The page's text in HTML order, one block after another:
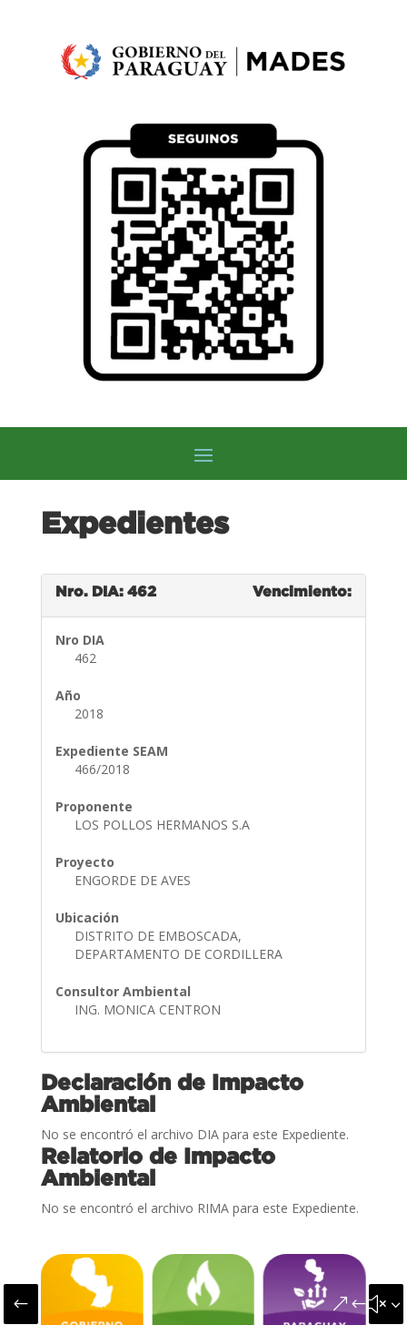
Expedientes
Nro. DIA: 462 Vencimiento:
Nro DIA
462
Año
2018
Expediente SEAM
466/2018
Proponente
LOS POLLOS HERMANOS S.A
Proyecto
ENGORDE DE AVES
Ubicación
DISTRITO DE EMBOSCADA,
DEPARTAMENTO DE CORDILLERA
Consultor Ambiental
ING. MONICA CENTRON
Declaración de Impacto
Ambiental
No se encontró el archivo DIA para este Expediente.
Relatorio de Impacto
Ambiental
No se encontró el archivo RIMA para este Expediente.
#